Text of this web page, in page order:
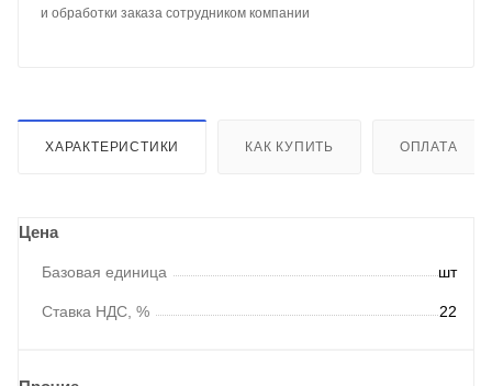
и обработки заказа сотрудником компании
ХАРАКТЕРИСТИКИ КАК КУПИТЬ ОПЛАТА
Цена
Базовая единица шт
Ставка НДС, % 22